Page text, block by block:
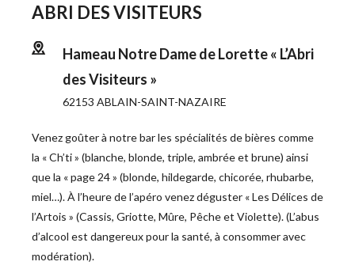
ABRI DES VISITEURS
Hameau Notre Dame de Lorette « L’Abri
des Visiteurs »
62153 ABLAIN-SAINT-NAZAIRE
Venez goûter à notre bar les spécialités de bières comme
la « Ch’ti » (blanche, blonde, triple, ambrée et brune) ainsi
que la « page 24 » (blonde, hildegarde, chicorée, rhubarbe,
miel…). À l’heure de l’apéro venez déguster « Les Délices de
l’Artois » (Cassis, Griotte, Mûre, Pêche et Violette). (L’abus
d’alcool est dangereux pour la santé, à consommer avec
modération).